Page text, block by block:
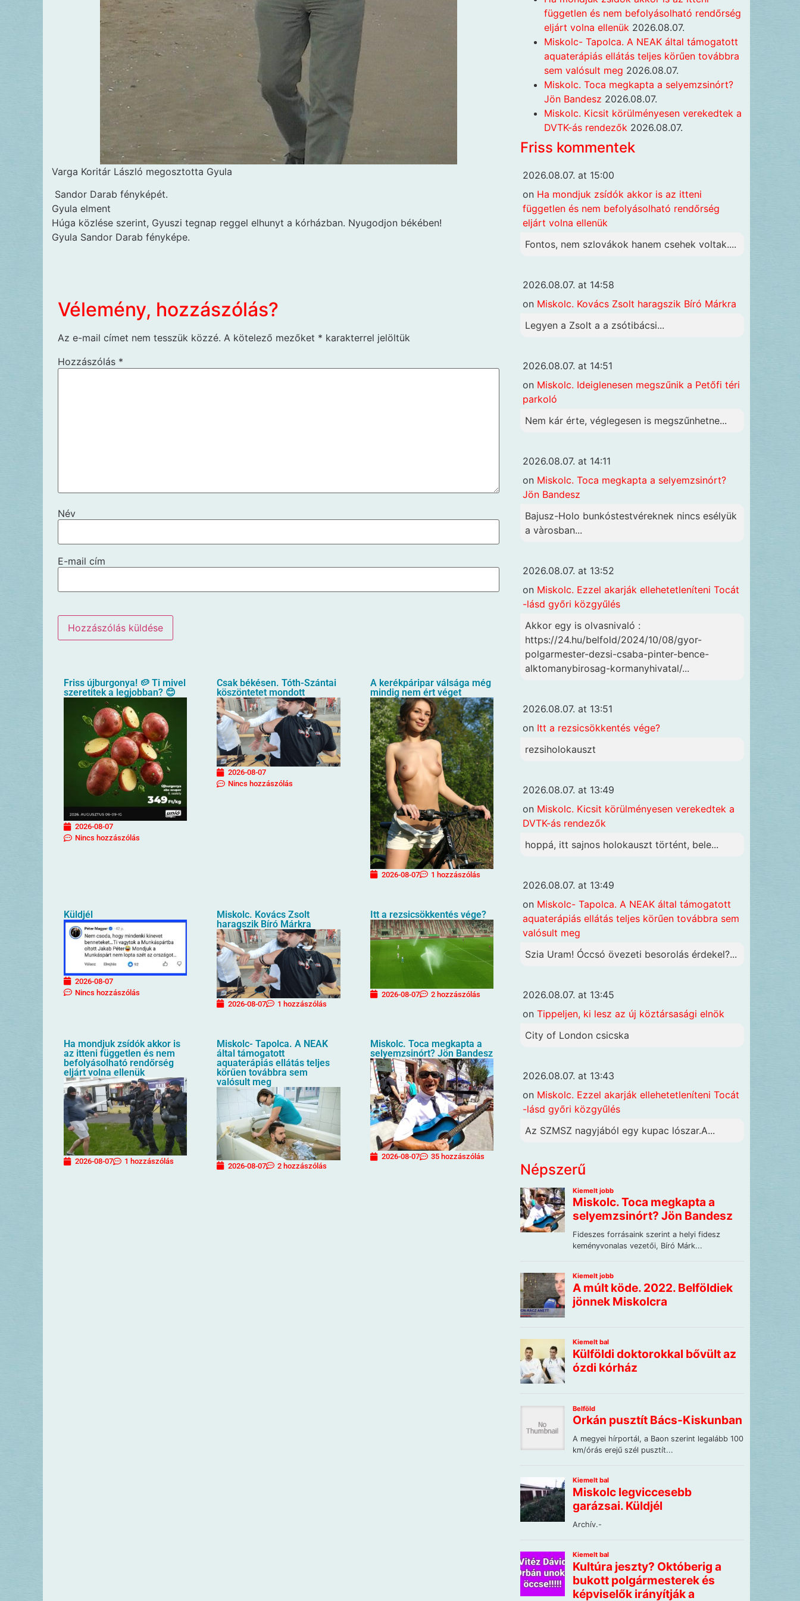
Varga Koritár László megosztotta Gyula
Sandor Darab fényképét.
Gyula elment
Húga közlése szerint, Gyuszi tegnap reggel elhunyt a kórházban. Nyugodjon békében!
Gyula Sandor Darab fényképe.
Vélemény, hozzászólás?
Az e-mail címet nem tesszük közzé. A kötelező mezőket * karakterrel jelöltük
Hozzászólás *
Név
E-mail cím
Friss újburgonya! 🥔 Ti mivel
szeretitek a legjobban? 😊
2026-08-07
Nincs hozzászólás
Csak békésen. Tóth-Szántai
köszöntetet mondott
2026-08-07
Nincs hozzászólás
A kerékpáripar válsága még
mindig nem ért véget
2026-08-07 1 hozzászólás
Küldjél
2026-08-07
Nincs hozzászólás
Miskolc. Kovács Zsolt
haragszik Bíró Márkra
2026-08-07 1 hozzászólás
Itt a rezsicsökkentés vége?
2026-08-07 2 hozzászólás
Ha mondjuk zsídók akkor is
az itteni független és nem
befolyásolható rendőrség
eljárt volna ellenük
2026-08-07 1 hozzászólás
Miskolc- Tapolca. A NEAK
által támogatott
aquaterápiás ellátás teljes
körűen továbbra sem
valósult meg
2026-08-07 2 hozzászólás
Miskolc. Toca megkapta a
selyemzsinórt? Jön Bandesz
2026-08-07 35 hozzászólás
független és nem befolyásolható rendőrség
eljárt volna ellenük 2026.08.07.
Miskolc- Tapolca. A NEAK által támogatott
aquaterápiás ellátás teljes körűen továbbra
sem valósult meg 2026.08.07.
Miskolc. Toca megkapta a selyemzsinórt?
Jön Bandesz 2026.08.07.
Miskolc. Kicsit körülményesen verekedtek a
DVTK-ás rendezők 2026.08.07.
Friss kommentek
2026.08.07. at 15:00
on Ha mondjuk zsídók akkor is az itteni
független és nem befolyásolható rendőrség
eljárt volna ellenük
Fontos, nem szlovákok hanem csehek voltak....
2026.08.07. at 14:58
on Miskolc. Kovács Zsolt haragszik Bíró Márkra
Legyen a Zsolt a a zsótibácsi...
2026.08.07. at 14:51
on Miskolc. Ideiglenesen megszűnik a Petőfi téri
parkoló
Nem kár érte, véglegesen is megszűnhetne...
2026.08.07. at 14:11
on Miskolc. Toca megkapta a selyemzsinórt?
Jön Bandesz
Bajusz-Holo bunkóstestvéreknek nincs esélyük
a vàrosban...
2026.08.07. at 13:52
on Miskolc. Ezzel akarják ellehetetleníteni Tocát
-lásd győri közgyűlés
Akkor egy is olvasnivaló :
https://24.hu/belfold/2024/10/08/gyor-
polgarmester-dezsi-csaba-pinter-bence-
alktomanybirosag-kormanyhivatal/...
2026.08.07. at 13:51
on Itt a rezsicsökkentés vége?
rezsiholokauszt
2026.08.07. at 13:49
on Miskolc. Kicsit körülményesen verekedtek a
DVTK-ás rendezők
hoppá, itt sajnos holokauszt történt, bele...
2026.08.07. at 13:49
on Miskolc- Tapolca. A NEAK által támogatott
aquaterápiás ellátás teljes körűen továbbra sem
valósult meg
Szia Uram! Óccsó övezeti besorolás érdekel?...
2026.08.07. at 13:45
on Tippeljen, ki lesz az új köztársasági elnök
City of London csicska
2026.08.07. at 13:43
on Miskolc. Ezzel akarják ellehetetleníteni Tocát
-lásd győri közgyűlés
Az SZMSZ nagyjából egy kupac lószar.A...
Népszerű